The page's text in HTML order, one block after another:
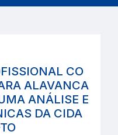
CO
ALAVANCA
ANÁLISE E
DA CIDA